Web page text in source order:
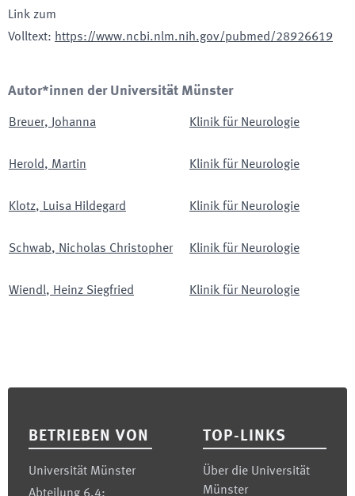
Link zum
Volltext: https://www.ncbi.nlm.nih.gov/pubmed/28926619
Autor*innen der Universität Münster
Breuer, Johanna Klinik für Neurologie
Herold, Martin Klinik für Neurologie
Klotz, Luisa Hildegard Klinik für Neurologie
Schwab, Nicholas Christopher Klinik für Neurologie
Wiendl, Heinz Siegfried Klinik für Neurologie
BETRIEBEN VON
Universität Münster
TOP-LINKS
Über die Universität
Münster